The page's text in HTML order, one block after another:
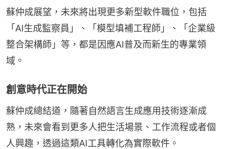
蘇仲成展望，未來將出現更多新型軟件職位，包括
「AI生成監察員」、「模型填補工程師」、「企業級
整合架構師」等，都是因應AI普及而新生的專業領
域。
創意時代正在開始
蘇仲成總結道，隨著自然語言生成應用技術逐漸成
熟，未來會看到更多人把生活場景、工作流程或者個
人興趣，透過這類AI工具轉化為實際軟件。